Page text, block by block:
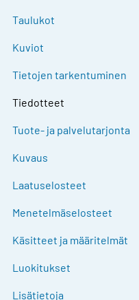
Taulukot
Kuviot
Tietojen tarkentuminen
Tiedotteet
Tuote- ja palvelutarjonta
Kuvaus
Laatuselosteet
Menetelmäselosteet
Käsitteet ja määritelmät
Luokitukset
Lisätietoja